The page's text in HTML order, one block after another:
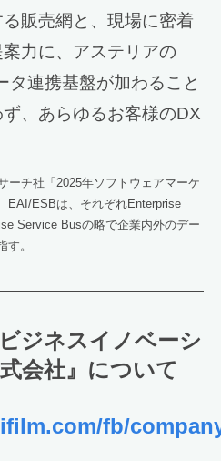
販売網と、現場に密着
力に、アステリアの
タ連携基盤が加わること
、あらゆるお客様のDX
ーチ社「2025年ソフトウェアマーケ
EAI/ESBは、それぞれEnterprise
Service Busの略で企業内外のデー
す。
ジネスイノベーシ
会社』について
fb/